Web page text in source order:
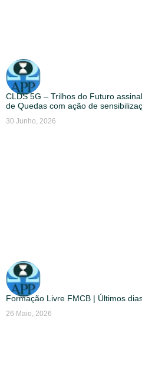
CLDS 5G – Trilhos do Futuro
de Quedas com ação de
30 Junho, 2026
Formação Livre FMCB | Últimos
26 Maio, 2026